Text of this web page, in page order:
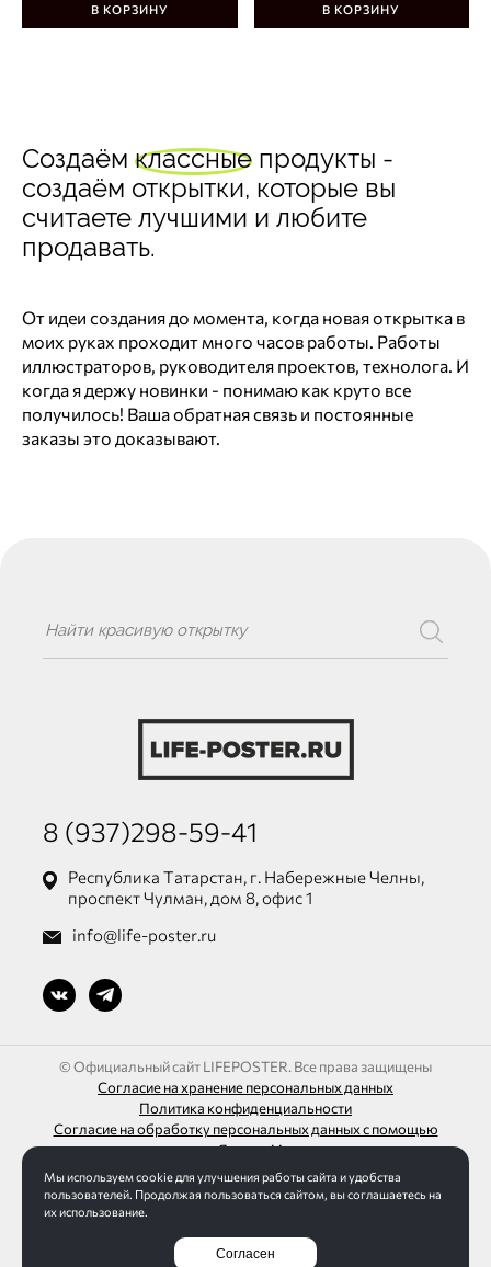
В КОРЗИНУ В КОРЗИНУ
Создаём классные продукты -
создаём открытки, которые вы
считаете лучшими и любите
продавать.
От идеи создания до момента, когда новая открытка в
моих руках проходит много часов работы. Работы
иллюстраторов, руководителя проектов, технолога. И
когда я держу новинки - понимаю как круто все
получилось! Ваша обратная связь и постоянные
заказы это доказывают.
8 (937)298-59-41
Республика Татарстан, г. Набережные Челны,
проспект Чулман, дом 8, офис 1
info@life-poster.ru
© Официальный сайт LIFEPOSTER. Все права защищены
Согласие на хранение персональных данных
Политика конфиденциальности
Согласие на обработку персональных данных с помощью
сервиса «Яндекс.Метрика»
ИП Шагалиев Ленар Азатович
ИНН 165032613271 / ОГРН 313165016100095
Мы используем cookie для улучшения работы сайта и удобства
пользователей. Продолжая пользоваться сайтом, вы соглашаетесь на
их использование.
Согласен